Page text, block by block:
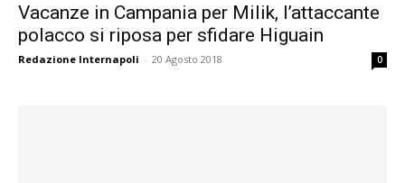
Vacanze in Campania per Milik, l’attaccante
polacco si riposa per sfidare Higuain
Redazione Internapoli - 20 Agosto 2018 0